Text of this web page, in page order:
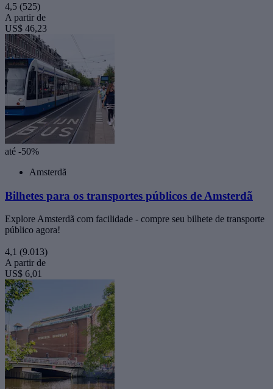
4,5 (525)
A partir de
US$ 46,23
até -50%
Amsterdã
Bilhetes para os transportes públicos de Amsterdã
Explore Amsterdã com facilidade - compre seu bilhete de transporte
público agora!
4,1 (9.013)
A partir de
US$ 6,01